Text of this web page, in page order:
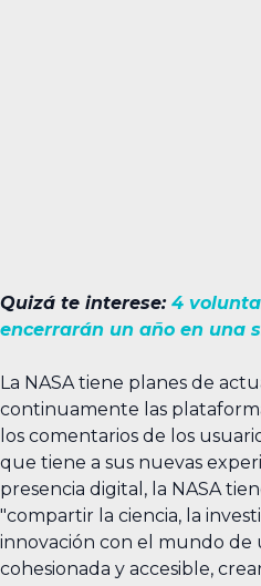
Quizá te interese: 4
encerrarán un año en una
La NASA tiene planes de
continuamente las
los comentarios de los
que tiene a sus nuevas
presencia digital, la NASA
"compartir la ciencia, la
innovación con el mundo de
cohesionada y accesible,